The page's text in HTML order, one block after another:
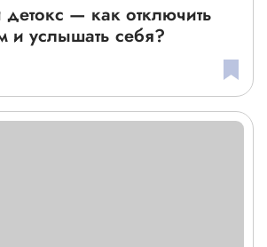
— как отключить
и услышать себя?